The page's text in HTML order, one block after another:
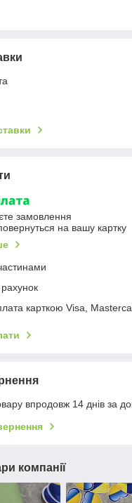
замовлення
на вашу картку
карткою Visa,
впродовж 14 днів за
компанії